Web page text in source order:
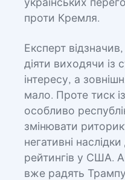
українських
проти Кремля.
Експерт
діяти виходячи із
інтересу, а
мало. Проте тиск
особливо
змінювати
негативні
рейтингів у США.
вже радять